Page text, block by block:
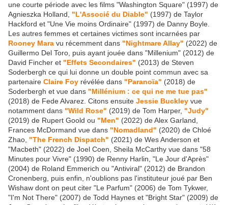
une courte période avec les films "Washington Square" (1997) de
Agnieszka Holland, "L'Associé du Diable" (1997) de Taylor
Hackford et "Une Vie moins Ordinaire" (1997) de Danny Boyle.
Les autres femmes et certaines victimes sont incarnées par
Rooney Mara vu récemment dans "Nightmare Allay" (2022) de
Guillermo Del Toro, puis ayant jouée dans "Millenium" (2012) de
David Fincher et "Effets Secondaires" (2013) de Steven
Soderbergh ce qui lui donne un double point commun avec sa
partenaire Claire Foy révélée dans "Paranoïa" (2018) de
Soderbergh et vue dans "Millénium : ce qui ne me tue pas"
(2018) de Fede Alvarez. Citons ensuite Jessie Buckley vue
notamment dans "Wild Rose" (2019) de Tom Harper, "Judy"
(2019) de Rupert Goold ou "Men" (2022) de Alex Garland,
Frances McDormand vue dans "Nomadland" (2020) de Chloé
Zhao, "The French Dispatch" (2021) de Wes Anderson et
"Macbeth" (2022) de Joel Coen, Sheila McCarthy vue dans "58
Minutes pour Vivre" (1990) de Renny Harlin, "Le Jour d'Après"
(2004) de Roland Emmerich ou "Antiviral" (2012) de Brandon
Cronenberg, puis enfin, n'oublions pas l'instituteur joué par Ben
Wishaw dont on peut citer "Le Parfum" (2006) de Tom Tykwer,
"I'm Not There" (2007) de Todd Haynes et "Bright Star" (2009) de